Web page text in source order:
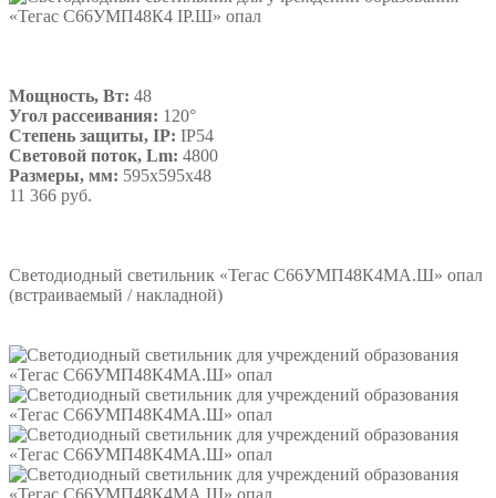
Мощность, Вт: 48
Угол рассеивания: 120°
Степень защиты, IP: IP54
Световой поток, Lm: 4800
Размеры, мм: 595х595х48
11 366 руб.
Светодиодный светильник «Тегас С66УМП48К4МА.Ш» опал
(встраиваемый / накладной)